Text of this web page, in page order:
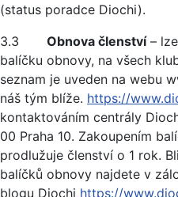
(status poradce Diochi).
3.3 Obnova členství–
balíčku obnovy, na všech
seznam je uveden na webu
náš tým blíže. https://
kontaktováním centrály
00 Praha 10. Zakoupením
prodlužuje členství o 1 rok.
balíčků obnovy najdete v
blogu Diochi https://